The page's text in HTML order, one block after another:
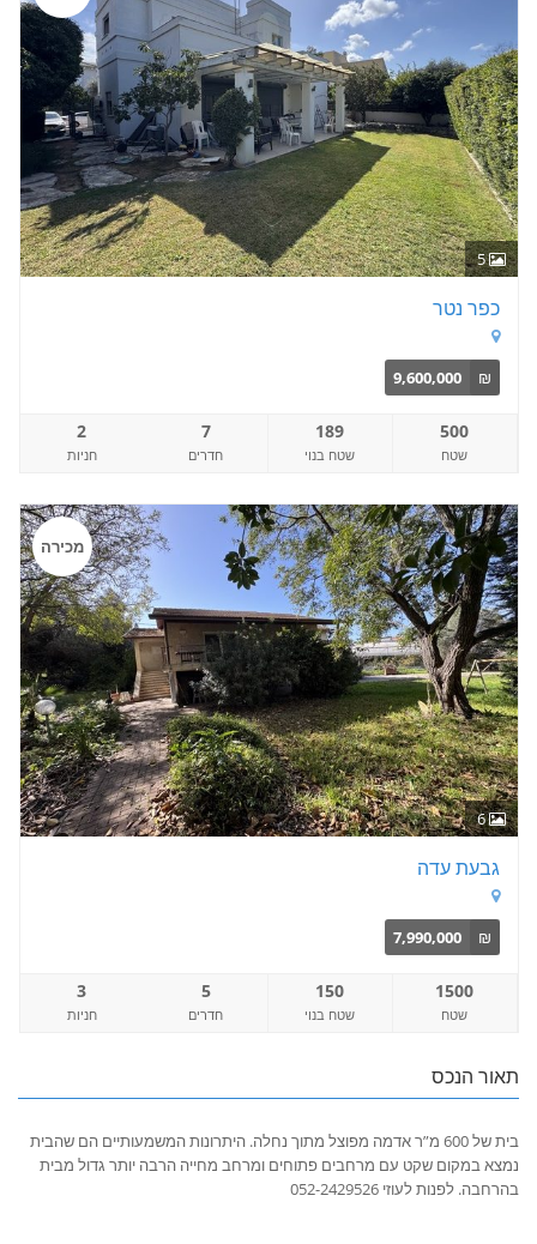
5
כפר נטר
₪
9,600,000
500
שטח
189
שטח בנוי
7
חדרים
2
חניות
6
מכירה
גבעת עדה
₪
7,990,000
1500
שטח
150
שטח בנוי
5
חדרים
3
חניות
תאור הנכס
בית של 600 מ”ר אדמה מפוצל מתוך נחלה. היתרונות המשמעותיים הם שהבית
נמצא במקום שקט עם מרחבים פתוחים ומרחב מחייה הרבה יותר גדול מבית
בהרחבה. לפנות לעוזי 052-2429526